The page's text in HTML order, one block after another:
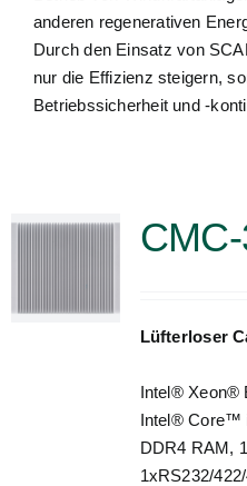
anderen regenerativen
Durch den Einsatz von
nur die Effizienz steigern,
Betriebssicherheit und -
Lüfterloser
Intel® Xeon®
Intel® Core™
DDR4 RAM,
1xRS232/